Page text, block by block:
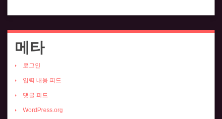
메타
로그인
입력 내용 피드
댓글 피드
WordPress.org